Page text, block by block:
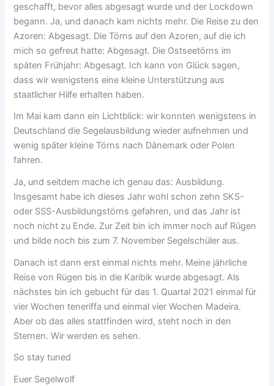
geschafft, bevor alles abgesagt wurde und der Lockdown
begann. Ja, und danach kam nichts mehr. Die Reise zu den
Azoren: Abgesagt. Die Törns auf den Azoren, auf die ich
mich so gefreut hatte: Abgesagt. Die Ostseetörns im
späten Frühjahr: Abgesagt. Ich kann von Glück sagen,
dass wir wenigstens eine kleine Unterstützung aus
staatlicher Hilfe erhalten haben.
Im Mai kam dann ein Lichtblick: wir konnten wenigstens in
Deutschland die Segelausbildung wieder aufnehmen und
wenig später kleine Törns nach Dänemark oder Polen
fahren.
Ja, und seitdem mache ich genau das: Ausbildung.
Insgesamt habe ich dieses Jahr wohl schon zehn SKS-
oder SSS-Ausbildungstörns gefahren, und das Jahr ist
noch nicht zu Ende. Zur Zeit bin ich immer noch auf Rügen
und bilde noch bis zum 7. November Segelschüler aus.
Danach ist dann erst einmal nichts mehr. Meine jährliche
Reise von Rügen bis in die Karibik wurde abgesagt. Als
nächstes bin ich gebucht für das 1. Quartal 2021 einmal für
vier Wochen teneriffa und einmal vier Wochen Madeira.
Aber ob das alles stattfinden wird, steht noch in den
Sternen. Wir werden es sehen.
So stay tuned
Euer Segelwolf